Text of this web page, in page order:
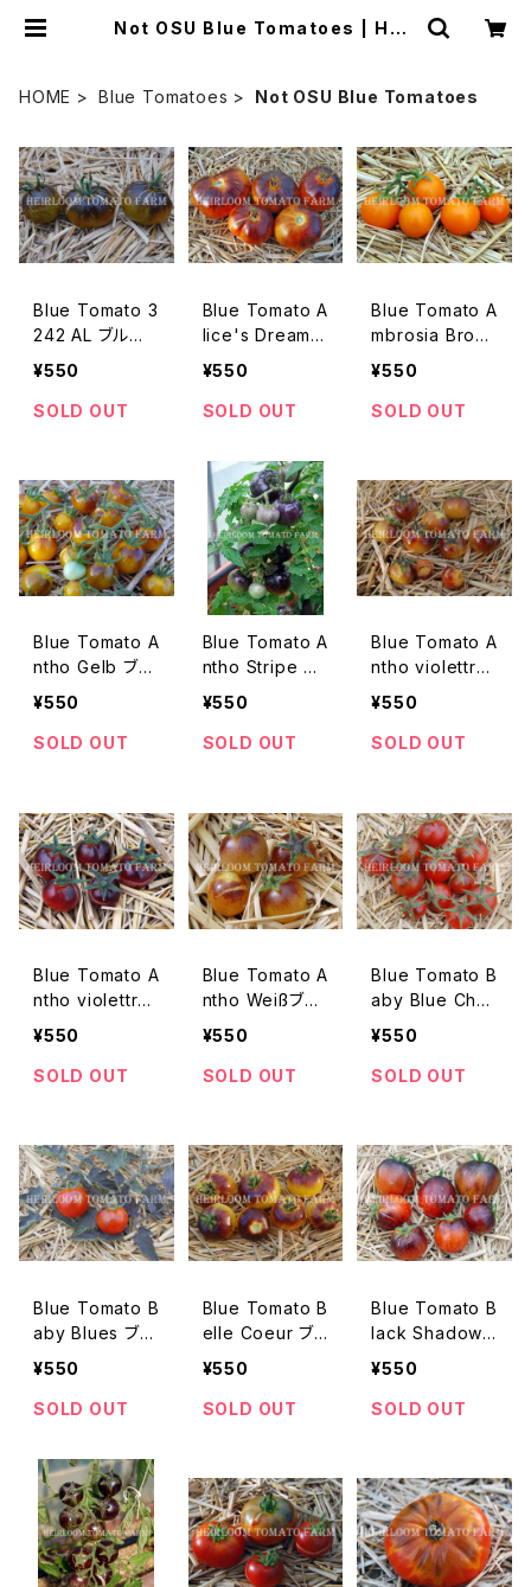
Not OSU Blue Tomatoes | Heir
HOME Blue Tomatoes Not OSU Blue Tomatoes
Blue Tomato 3
242 AL ブルー
トマト・3242 AL
¥550
SOLD OUT
Blue Tomato A
lice's Dream
ブルートマト・ア
＊2018新品種
¥550
SOLD OUT
Blue Tomato A
mbrosia Bronz
e Cherry ブル
ロシア・ブロン
¥550
SOLD OUT
Blue Tomato A
ntho Gelb ブル
ートマト・アント・
品種
¥550
SOLD OUT
Blue Tomato A
ntho Stripe D
warf ブルートマ
イプ・ドワーフ＊
¥550
SOLD OUT
Blue Tomato A
ntho violettrot
Yellow ブルート
オレットロット・
¥550
SOLD OUT
Blue Tomato A
ntho violettrot
ブルートマト・ア
トロット＊2019
¥550
SOLD OUT
Blue Tomato A
ntho Weißブル
ートマト・アント・
新品種
¥550
SOLD OUT
Blue Tomato B
aby Blue Cher
ry ブルートマト・
ー・チェリー＊20
¥550
SOLD OUT
Blue Tomato B
aby Blues ブル
ートマト・ベイビ
018新品種
¥550
SOLD OUT
Blue Tomato B
elle Coeur ブ
ルートマト・ベ
9新品種
¥550
SOLD OUT
Blue Tomato B
lack Shadow
ブルートマト・ブ
＊2019新品種
¥550
SOLD OUT